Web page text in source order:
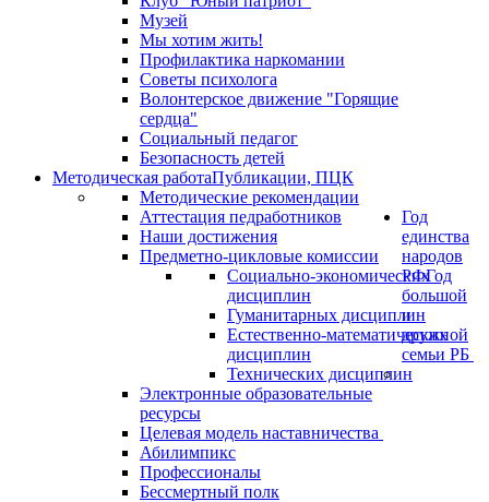
Музей
Мы хотим жить!
Профилактика наркомании
Советы психолога
Волонтерское движение "Горящие
сердца"
Социальный педагог
Безопасность детей
Методическая работаПубликации, ПЦК
Методические рекомендации
Аттестация педработников
Наши достижения
Предметно-цикловые комиссии
Социально-экономических
дисциплин
Гуманитарных дисциплин
Естественно-математических
дисциплин
Технических дисциплин
Электронные образовательные
ресурсы
Целевая модель наставничества
Абилимпикс
Профессионалы
Год
единства
народов
РФГод
большой
и
дружной
семьи РБ
Бессмертный полк